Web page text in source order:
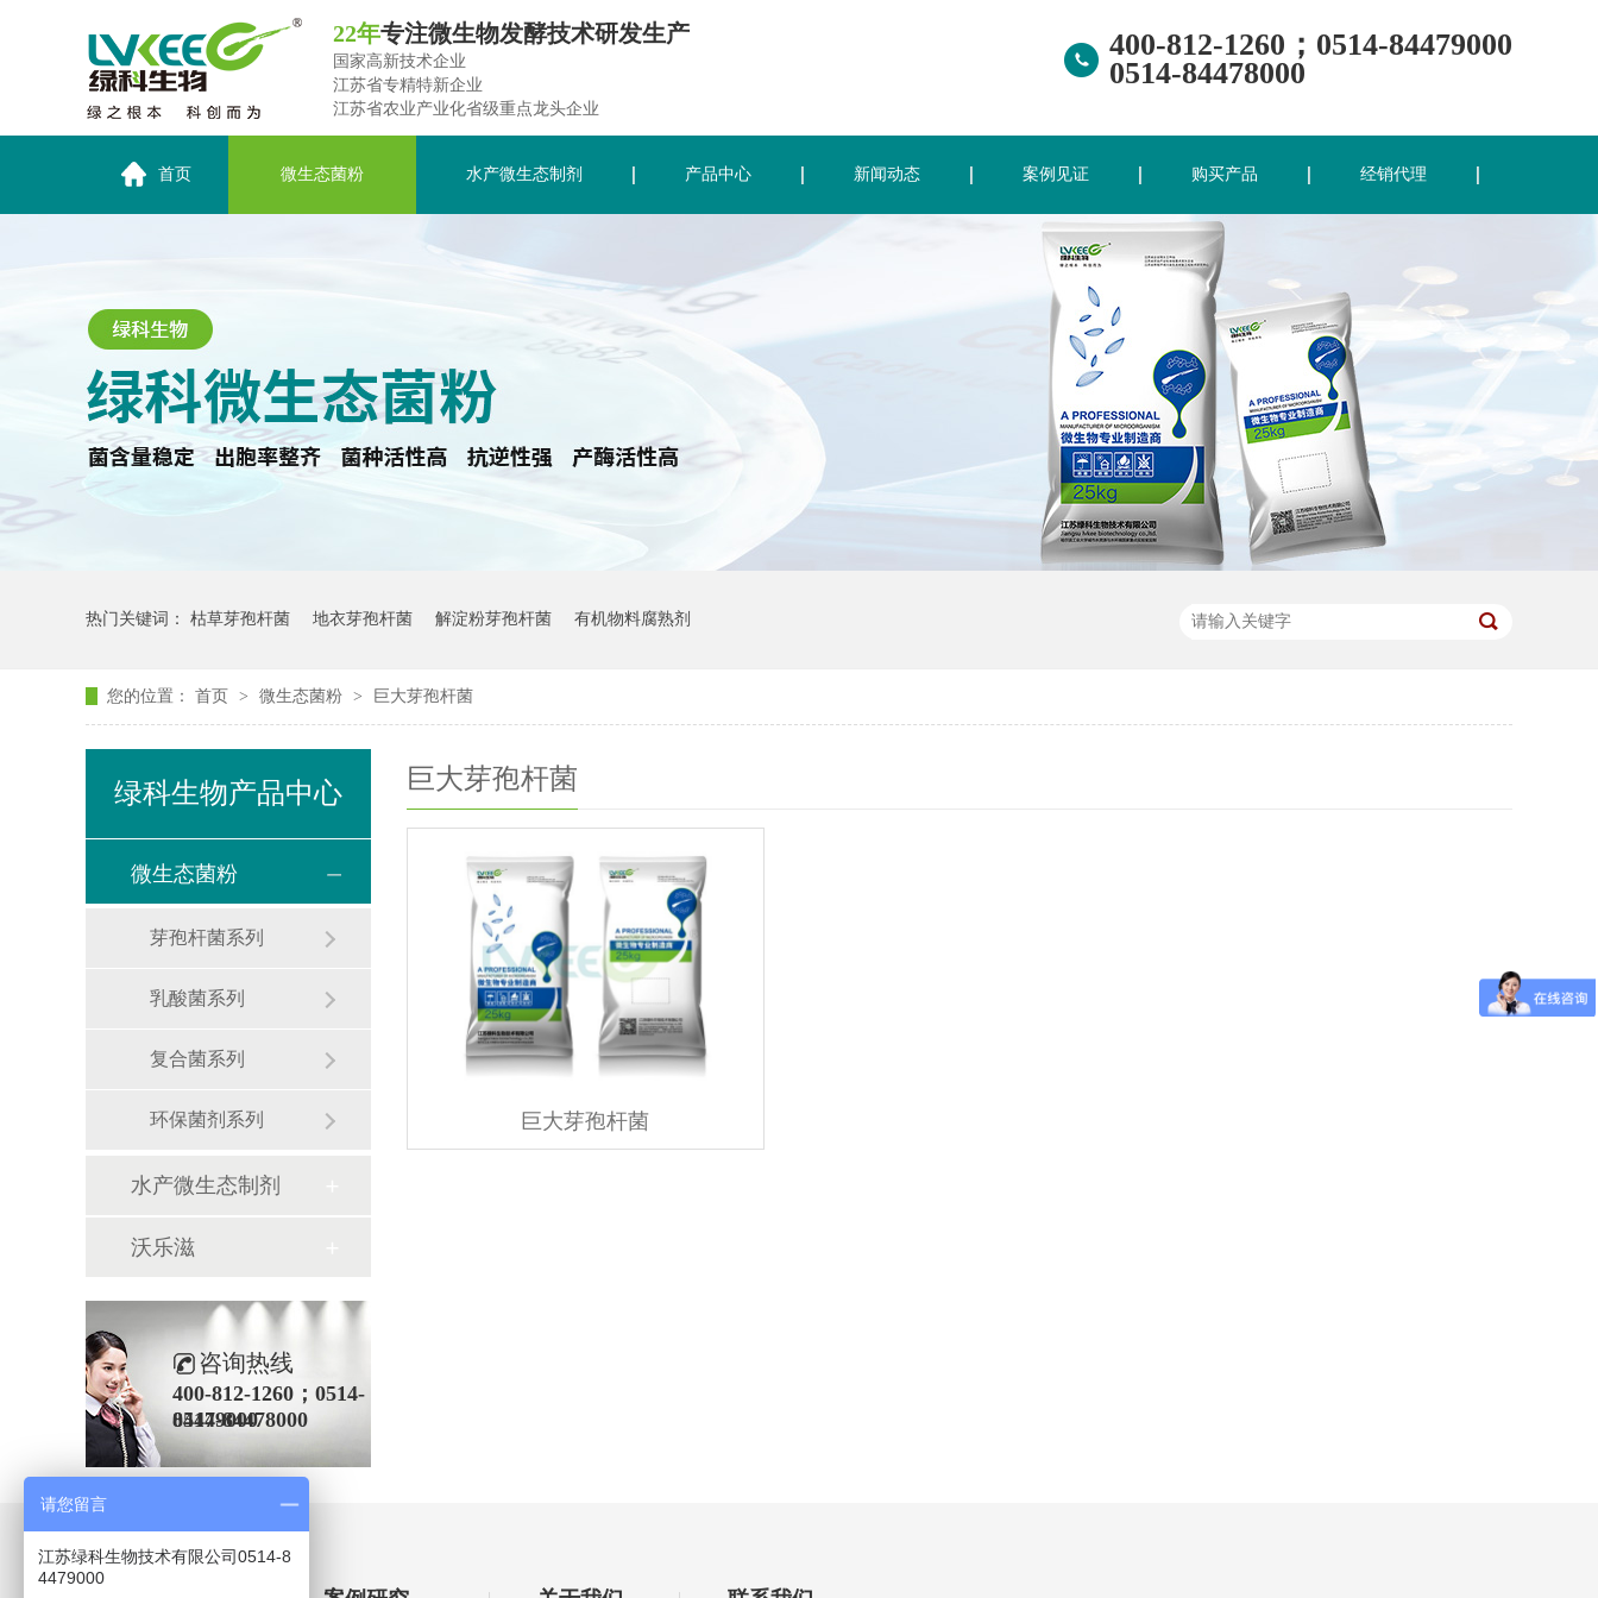
22年专注微生物发酵技术研发生产
国家高新技术企业
江苏省专精特新企业
江苏省农业产业化省级重点龙头企业
400-812-1260；0514-84479000
0514-84478000
首页 微生态菌粉 水产微生态制剂 产品中心 新闻动态 案例见证 购买产品 经销代理
热门关键词： 枯草芽孢杆菌 地衣芽孢杆菌 解淀粉芽孢杆菌 有机物料腐熟剂
您的位置： 首页 > 微生态菌粉 > 巨大芽孢杆菌
绿科生物产品中心
微生态菌粉
芽孢杆菌系列
乳酸菌系列
复合菌系列
环保菌剂系列
水产微生态制剂
沃乐滋
咨询热线
400-812-1260；0514-
84479000
0514-84478000
巨大芽孢杆菌
巨大芽孢杆菌
请您留言
江苏绿科生物技术有限公司0514-8
4479000